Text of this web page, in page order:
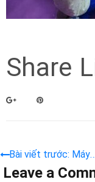
Share
Bài viết trước: Máy
Gashapon Fantasy
Leave a